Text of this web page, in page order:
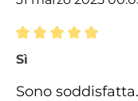
Recensione con
Sì
Sono